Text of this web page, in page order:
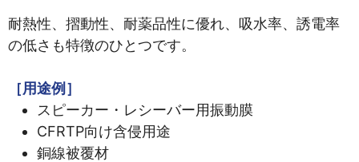
耐熱性、摺動性、耐薬品性に優れ、吸水率、誘電率
の低さも特徴のひとつです。
［用途例］
スピーカー・レシーバー用振動膜
CFRTP向け含侵用途
銅線被覆材